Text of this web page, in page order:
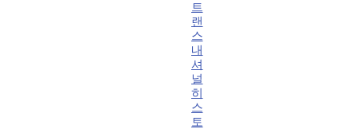
트
랜
스
내
셔
널
히
스
토